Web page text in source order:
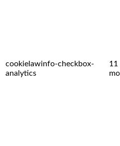
cookielawinfo-checkbox-
analytics
11